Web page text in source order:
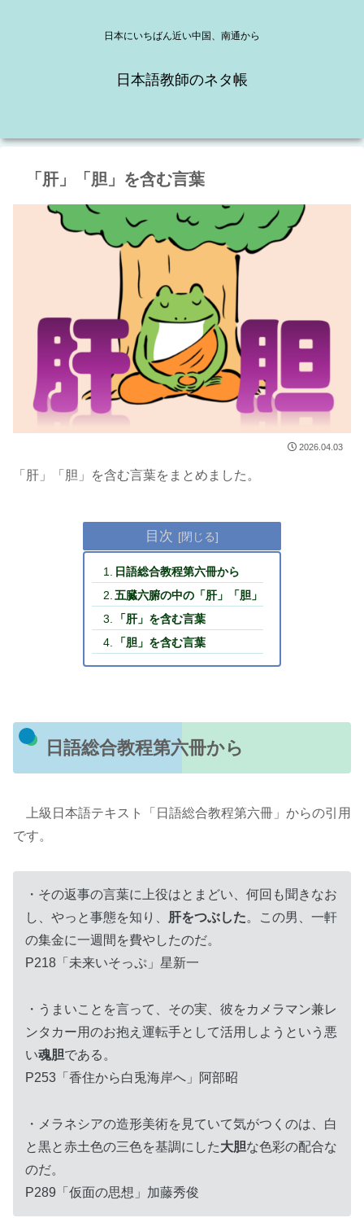
日本にいちばん近い中国、南通から
日本語教師のネタ帳
「肝」「胆」を含む言葉
2026.04.03
「肝」「胆」を含む言葉をまとめました。
目次
日語総合教程第六冊から
五臓六腑の中の「肝」「胆」
「肝」を含む言葉
「胆」を含む言葉
日語総合教程第六冊から
上級日本語テキスト「日語総合教程第六冊」からの引用
です。
・その返事の言葉に上役はとまどい、何回も聞きなお
し、やっと事態を知り、 肝をつぶした。この男、一軒
の集金に一週間を費やしたのだ。
P218「未来いそっぷ」星新一
・うまいことを言って、その実、彼をカメラマン兼レ
ンタカー用のお抱え運転手として活用しようという悪
い魂胆である。
P253「香住から白兎海岸へ」阿部昭
・メラネシアの造形美術を見ていて気がつくのは、白
と黒と赤土色の三色を基調にした大胆な色彩の配合な
のだ。
P289「仮面の思想」加藤秀俊